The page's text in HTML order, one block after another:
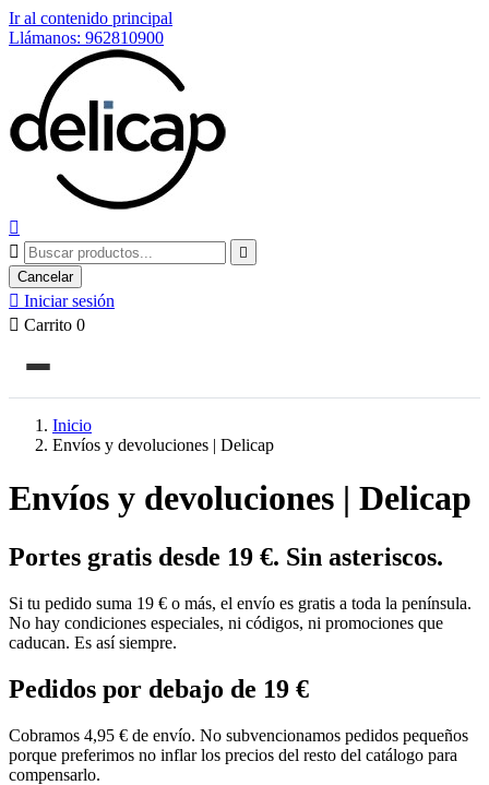
Ir al contenido principal
Llámanos: 962810900



Cancelar
 Iniciar sesión
 Carrito 0
Inicio
Envíos y devoluciones | Delicap
Envíos y devoluciones | Delicap
Portes gratis desde 19 €. Sin asteriscos.
Si tu pedido suma 19 € o más, el envío es gratis a toda la península.
No hay condiciones especiales, ni códigos, ni promociones que
caducan. Es así siempre.
Pedidos por debajo de 19 €
Cobramos 4,95 € de envío. No subvencionamos pedidos pequeños
porque preferimos no inflar los precios del resto del catálogo para
compensarlo.